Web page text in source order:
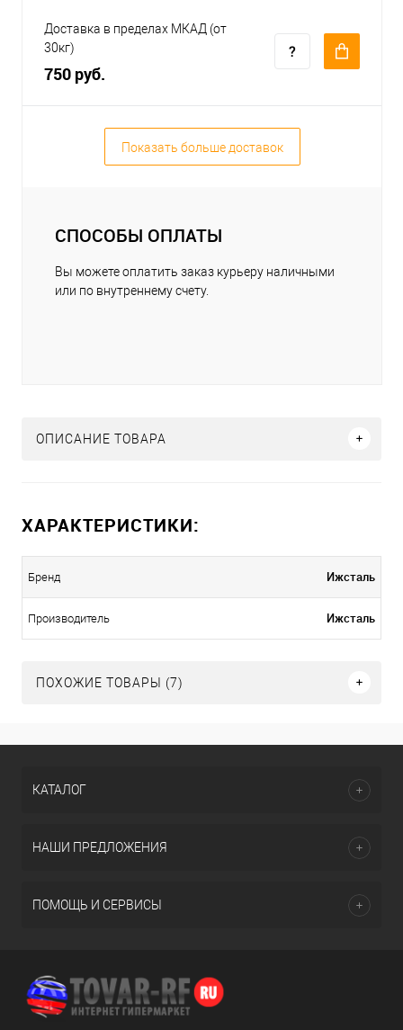
Доставка в пределах МКАД (от
30кг)
750 руб.
Показать больше доставок
СПОСОБЫ ОПЛАТЫ
Вы можете оплатить заказ курьеру наличными
или по внутреннему счету.
ОПИСАНИЕ ТОВАРА
ХАРАКТЕРИСТИКИ:
Бренд Ижсталь
Производитель Ижсталь
ПОХОЖИЕ ТОВАРЫ (7)
КАТАЛОГ
НАШИ ПРЕДЛОЖЕНИЯ
ПОМОЩЬ И СЕРВИСЫ